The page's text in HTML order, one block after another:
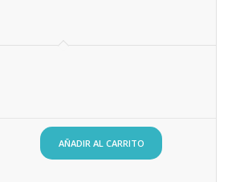
AÑADIR AL CARRITO